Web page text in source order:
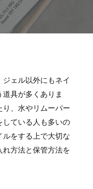
ェル以外にもネイ
具が多くありま
、水やリムーバー
している人も多いの
をする上で大切な
方法と保管方法を